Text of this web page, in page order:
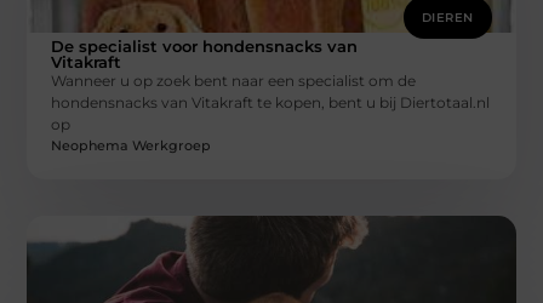
DIEREN
De specialist voor hondensnacks van
Vitakraft
Wanneer u op zoek bent naar een specialist om de
hondensnacks van Vitakraft te kopen, bent u bij Diertotaal.nl
op
Neophema Werkgroep